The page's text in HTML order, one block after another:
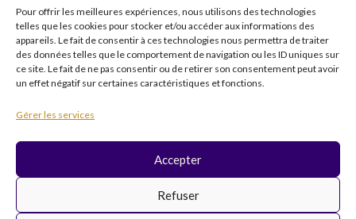
Pour offrir les meilleures expériences, nous utilisons des technologies
telles que les cookies pour stocker et/ou accéder aux informations des
appareils. Le fait de consentir à ces technologies nous permettra de traiter
des données telles que le comportement de navigation ou les ID uniques sur
ce site. Le fait de ne pas consentir ou de retirer son consentement peut avoir
un effet négatif sur certaines caractéristiques et fonctions.
Gérer les services
Accepter
Refuser
Copyright © 2026 Psycholistik Box | EI Delphine
n